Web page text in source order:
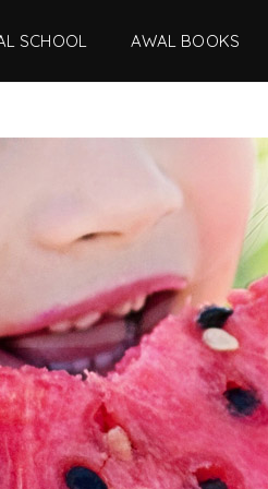
SCHOOL AWAL BOOKS